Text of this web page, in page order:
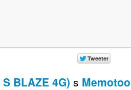
BLAZE 4G) s Memotoo